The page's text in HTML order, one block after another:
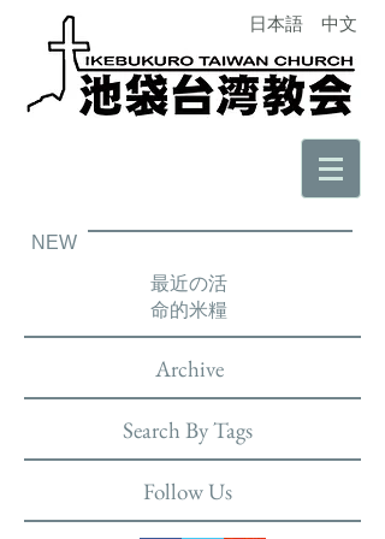
日本語 中文
NEW
最近の活
命的米糧
Archive
Search By Tags
Follow Us